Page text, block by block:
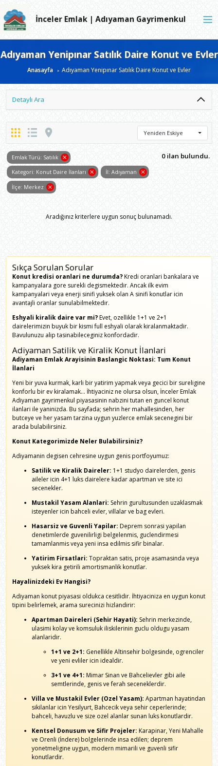
İnceler Emlak | Adıyaman Gayrimenkul
Adıyaman Yenipınar Satılık Daire Konut ve Evler
Anasayfa Adıyaman Yenipınar Satılık Daire Konut ve Evler
Detaylı Ara
Yeniden Eskiye
0 ilan bulundu.
Emlak Türü: Satılık
Kategori: Konut Daire İlanları İl: Adıyaman
İlçe: Merkez
Aradığınız kriterlere uygun sonuç bulunamadı.
Sıkça Sorulan Sorular
Konut kredisi oranlari ne durumda?Kredi oranlari bankalara ve
kampanyalara gore surekli degismektedir. Ancak ilk evim
kampanyalari veya enerji sinifi yuksek olan A sinifi konutlar icin
avantajli oranlar sunulabilmektedir.
Eshyali kiralik daire var mi?Evet, ozellikle 1+1 ve 2+1
dairelerimizin buyuk bir kismi full eshyali olarak kiralanmaktadir.
Bavulunuzu alip tasinabileceginiz konfordadir.
Adiyaman Satilik ve Kiralik Konut İlanlari
Adiyaman Emlak Arayisinin Baslangic Noktasi: Tum Konut
İlanlari
Yeni bir yuva kurmak, karli bir yatirim yapmak veya gecici bir sureligine
konforlu bir ev kiralamak... İhtiyaciniz ne olursa olsun, İnceler Emlak
Adiyaman gayrimenkul piyasasinin nabzini tutan en guncel konut
ilanlari ile yaninizda. Bu sayfada; sehrin her mahallesinden, her
butceye ve her yasam tarzina uygun yuzlerce emlak secenegini bir
arada bulabilirsiniz.
Konut Kategorimizde Neler Bulabilirsiniz?
Adiyamanin degisen cehresine uygun genis portfoyumuz:
Satilik ve Kiralik Daireler: 1+1 studyo dairelerden, genis
aileler icin 4+1 luks dairelere kadar apartman ve site ici
secenekler.
Mustakil Yasam Alanlari: Sehrin gurultusunden uzaklasmak
isteyenler icin bahceli evler, villalar ve bag evleri.
Hasarsiz ve Guvenli Yapilar: Deprem sonrasi yapilan
denetimlerde guvenilirligi belgelenmis, guclendirmesi
tamamlanmis veya yeni insa edilmis sifir binalar.
Yatirim Firsatlari: Topraktan satis, proje asamasinda veya
yuksek kira getirili amortismanlik konutlar.
Hayalinizdeki Ev Hangisi?
Adiyaman konut piyasasi oldukca cesitlidir. İhtiyaciniza en uygun konut
tipini belirlemek, arama surecinizi hizlandirir:
Apartman Daireleri (Sehir Hayati): Sehrin merkezinde,
ulasimi kolay ve komsuluk iliskilerinin guclu oldugu yasam
alanlaridir.
1+1 ve 2+1: Genellikle Altinsehir bolgesinde, ogrenciler
ve yeni evliler icin idealdir.
3+1 ve 4+1: Mimar Sinan ve Bahcelievler gibi aile
semtlerinde, genis ve ferah seceneklerdir.
Villa ve Mustakil Evler (Ozel Yasam): Apartman hayatindan
sikilanlar icin Yesilyurt, Bahcecik veya sehir ceperlerinde;
bahceli, havuzlu ve size ozel alanlar sunan luks konutlardir.
Kentsel Donusum ve Sifir Projeler: Karapinar, Yeni Mahalle
ve Orenli (İndere) bolgelerinde insa edilen; deprem
yonetmeligine uygun, modern mimarili ve guvenli sifir
konutlardir.